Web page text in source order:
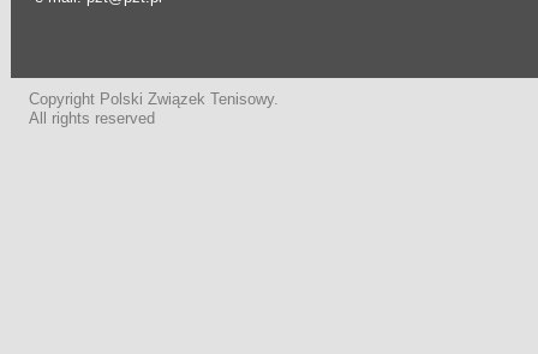
Copyright Polski Związek Tenisowy.
All rights reserved